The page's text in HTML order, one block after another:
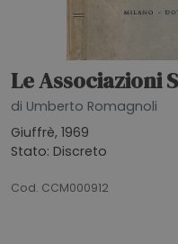
Le Associazioni
di Umberto Romagnoli
Giuffrè, 1969
Stato: Discreto
Cod. CCM000912